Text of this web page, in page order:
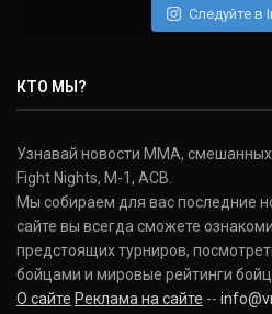
Donald Cerrone
(36-15-0, 1)
Исраэль
Israel Adesanya
(19-0-0, 0)
Следуйте в
КТО МЫ?
Узнавай новости ММА, смешанных
Fight Nights, M-1, ACB.
Мы собираем для вас последние
сайте вы всегда сможете
предстоящих турниров,
бойцами и мировые рейтинги
О сайте Реклама на сайте --